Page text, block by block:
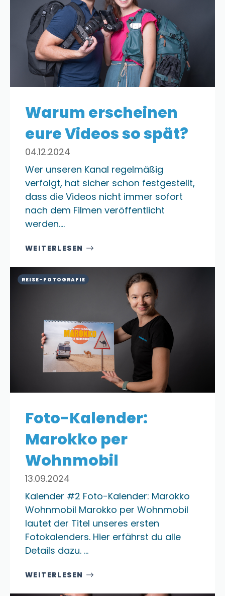
Warum erscheinen
eure Videos so spät?
04.12.2024
Wer unseren Kanal regelmäßig
verfolgt, hat sicher schon festgestellt,
dass die Videos nicht immer sofort
nach dem Filmen veröffentlicht
werden.…
WEITERLESEN
REISE-FOTOGRAFIE
Foto-Kalender:
Marokko per
Wohnmobil
13.09.2024
Kalender #2 Foto-Kalender: Marokko
Wohnmobil Marokko per Wohnmobil
lautet der Titel unseres ersten
Fotokalenders. Hier erfährst du alle
Details dazu. ...
WEITERLESEN